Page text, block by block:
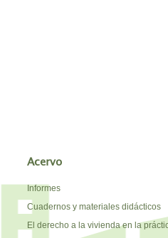
Acervo
Informes
Cuadernos y materiales didácticos
El derecho a la vivienda en la